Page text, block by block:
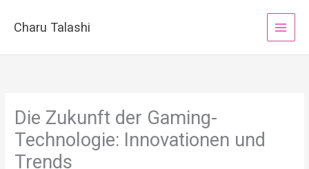
Charu Talashi
Die Zukunft der Gaming-
Technologie: Innovationen und
Trends